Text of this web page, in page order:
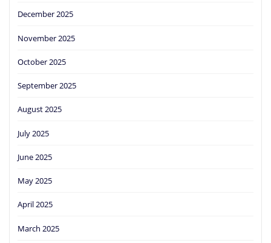
December 2025
November 2025
October 2025
September 2025
August 2025
July 2025
June 2025
May 2025
April 2025
March 2025